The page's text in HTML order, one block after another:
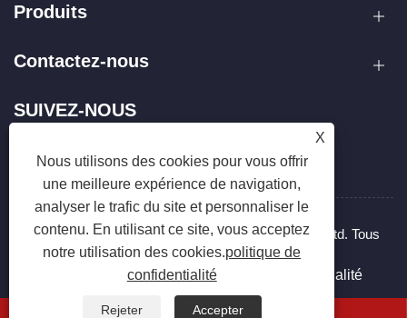
Produits
Contactez-nous
SUIVEZ-NOUS
Copyright © 2025 Zhejiang Hanxin Cookware Co., Ltd. Tous
droits réservés.
SitemapRSSXMLpolitique de confidentialité
X
Nous utilisons des cookies pour vous offrir
une meilleure expérience de navigation,
analyser le trafic du site et personnaliser le
contenu. En utilisant ce site, vous acceptez
notre utilisation des cookies.politique de
confidentialité
Rejeter Accepter